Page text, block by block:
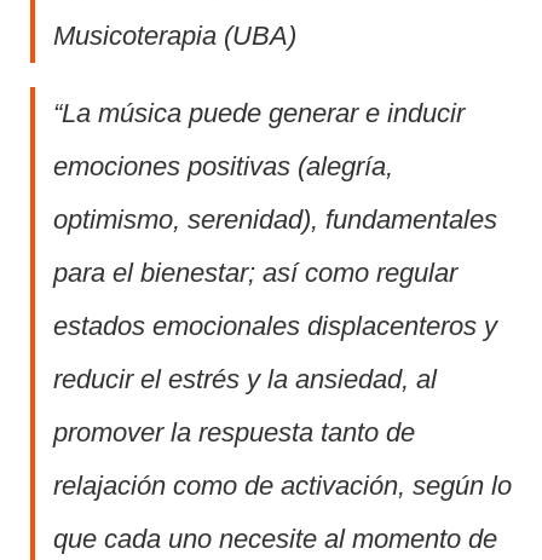
Musicoterapia (UBA)
“La música puede generar e inducir
emociones positivas (alegría,
optimismo, serenidad), fundamentales
para el bienestar; así como regular
estados emocionales displacenteros y
reducir el estrés y la ansiedad, al
promover la respuesta tanto de
relajación como de activación, según lo
que cada uno necesite al momento de